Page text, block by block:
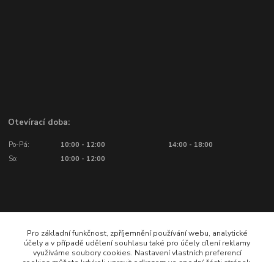
Otevírací doba:
Po-Pá: 10:00 - 12:00
14:00 - 18:00
So:
10:00 - 12:00
Potřebujete poradit?
776 601 016, 777 601 412
Pro základní funkčnost, zpříjemnění používání webu, analytické
účely a v případě udělení souhlasu také pro účely cílení reklamy
využíváme soubory cookies. Nastavení vlastních preferencí